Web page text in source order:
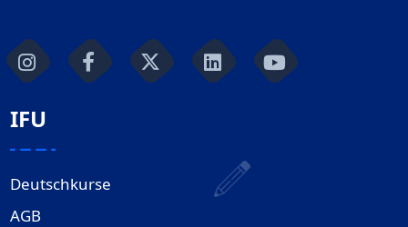
IFU
Deutschkurse
AGB